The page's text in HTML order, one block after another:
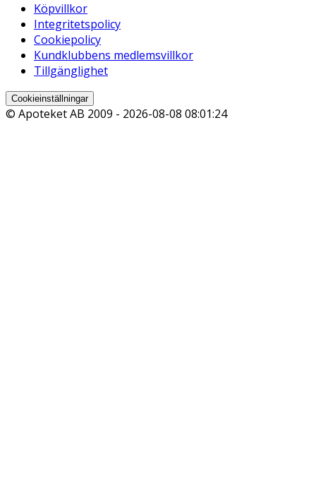
Köpvillkor
Integritetspolicy
Cookiepolicy
Kundklubbens medlemsvillkor
Tillgänglighet
Cookieinställningar
© Apoteket AB 2009 - 2026-08-08 08:01:24